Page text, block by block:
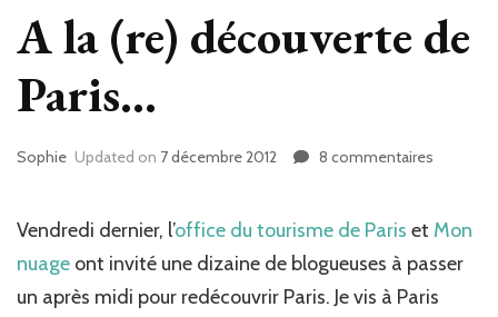
A la (re) découverte de
Paris…
Sophie Updated on 7 décembre 2012 8 commentaires
(re)
de
Paris…
Vendredi dernier, l’office du tourisme de Paris et Mon
nuage ont invité une dizaine de blogueuses à passer
un après midi pour redécouvrir Paris. Je vis à Paris